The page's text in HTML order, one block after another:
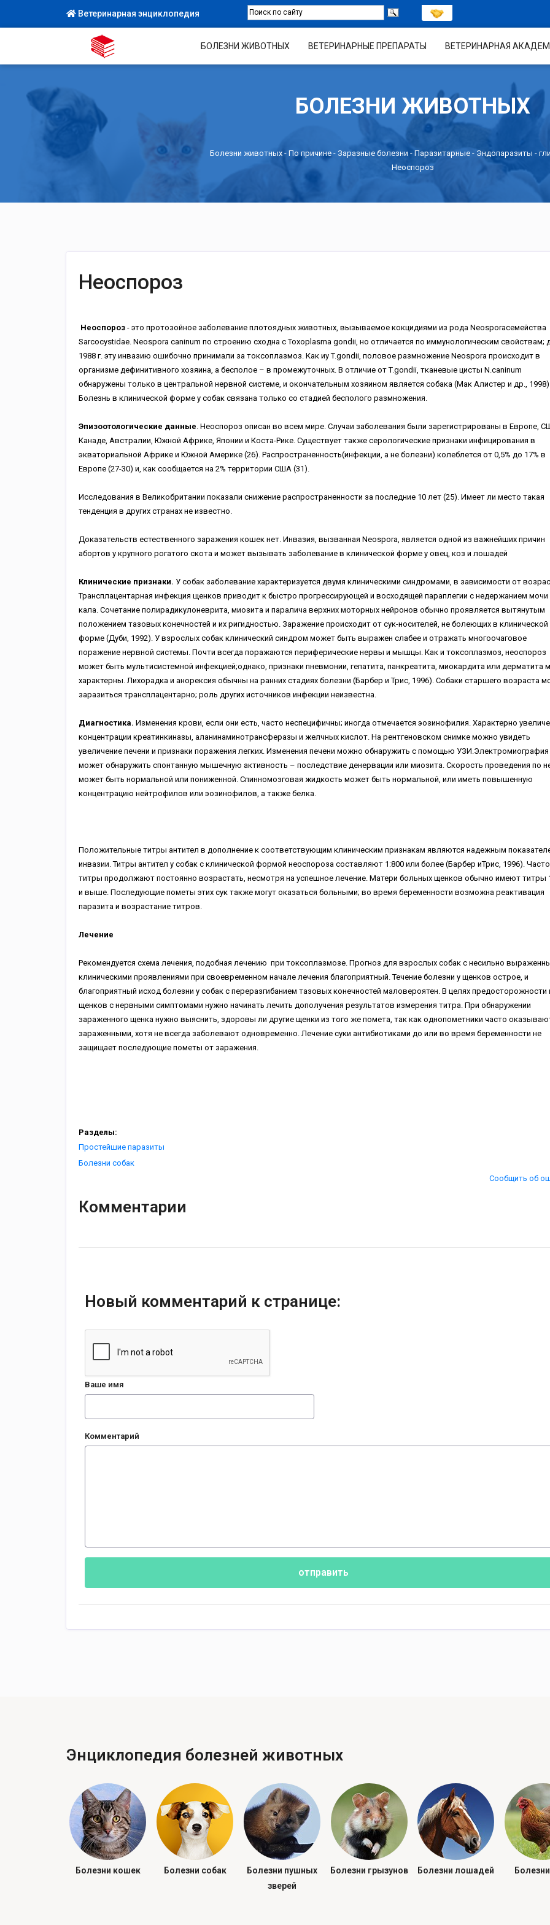
Ветеринарная энциклопедия
БОЛЕЗНИ ЖИВОТНЫХ ВЕТЕРИНАРНЫЕ ПРЕПАРАТЫ ВЕТЕРИНАРНАЯ
БОЛЕЗНИ ЖИВОТНЫХ
Болезни животных - По причине - Заразные болезни - Паразитарные - Эндопаразиты -
Неоспороз
Неоспороз
Неоспороз- это протозойное заболевание плотоядных животных, вызываемое кокцидиями из рода Neosporaсемейства
Sarcocystidae. Neospora caninum по строению сходна с Toxoplasma gondii, но отличается по иммунологическим свойствам;
1988 г. эту инвазию ошибочно принимали за токсоплазмоз. Как иу T.gondii, половое размножение Neospora происходит в
организме дефинитивного хозяина, а бесполое – в промежуточных. В отличие от T.gondii, тканевые цисты N.caninum
обнаружены только в центральной нервной системе, и окончательным хозяином является собака (Мак Алистер и др.,
Болезнь в клинической форме у собак связана только со стадией бесполого размножения.
Эпизоотологические данные. Неоспороз описан во всем мире. Случаи заболевания были зарегистрированы в Европе,
Канаде, Австралии, Южной Африке, Японии и Коста-Рике. Существует также серологические признаки инфицирования в
экваториальной Африке и Южной Америке (26). Распространенность(инфекции, а не болезни) колеблется от 0,5% до 17% в
Европе (27-30) и, как сообщается на 2% территории США (31).
Исследования в Великобритании показали снижение распространенности за последние 10 лет (25). Имеет ли место такая
тенденция в других странах не известно.
Доказательств естественного заражения кошек нет. Инвазия, вызванная Neospora, является одной из важнейших причин
абортов у крупного рогатого скота и может вызывать заболевание в клинической форме у овец, коз и лошадей
Клинические признаки. У собак заболевание характеризуется двумя клиническими синдромами, в зависимости от
Трансплацентарная инфекция щенков приводит к быстро прогрессирующей и восходящей параплегии с недержанием мочи
кала. Сочетание полирадикулоневрита, миозита и паралича верхних моторных нейронов обычно проявляется вытянутым
положением тазовых конечностей и их ригидностью. Заражение происходит от сук-носителей, не болеющих в клинической
форме (Дуби, 1992). У взрослых собак клинический синдром может быть выражен слабее и отражать многоочаговое
поражение нервной системы. Почти всегда поражаются периферические нервы и мышцы. Как и токсоплазмоз, неоспороз
может быть мультисистемной инфекцией;однако, признаки пневмонии, гепатита, панкреатита, миокардита или дерматита
характерны. Лихорадка и анорексия обычны на ранних стадиях болезни (Барбер и Трис, 1996). Собаки старшего возраста
заразиться трансплацентарно; роль других источников инфекции неизвестна.
Диагностика. Изменения крови, если они есть, часто неспецифичны; иногда отмечается эозинофилия. Характерно
концентрации креатинкиназы, аланинаминотрансферазы и желчных кислот. На рентгеновском снимке можно увидеть
увеличение печени и признаки поражения легких. Изменения печени можно обнаружить с помощью УЗИ.Электромиография
может обнаружить спонтанную мышечную активность – последствие денервации или миозита. Скорость проведения по
может быть нормальной или пониженной. Спинномозговая жидкость может быть нормальной, или иметь повышенную
концентрацию нейтрофилов или эозинофилов, а также белка.
Положительные титры антител в дополнение к соответствующим клиническим признакам являются надежным
инвазии. Титры антител у собак с клинической формой неоспороза составляют 1:800 или более (Барбер иТрис, 1996). Часто
титры продолжают постоянно возрастать, несмотря на успешное лечение. Матери больных щенков обычно имеют титры
и выше. Последующие пометы этих сук также могут оказаться больными; во время беременности возможна реактивация
паразита и возрастание титров.
Лечение
Рекомендуется схема лечения, подобная лечению при токсоплазмозе. Прогноз для взрослых собак с несильно
клиническими проявлениями при своевременном начале лечения благоприятный. Течение болезни у щенков острое, и
благоприятный исход болезни у собак с переразгибанием тазовых конечностей маловероятен. В целях предосторожности
щенков с нервными симптомами нужно начинать лечить дополучения результатов измерения титра. При обнаружении
зараженного щенка нужно выяснить, здоровы ли другие щенки из того же помета, так как однопометники часто
зараженными, хотя не всегда заболевают одновременно. Лечение суки антибиотиками до или во время беременности не
защищает последующие пометы от заражения.
Разделы:
Простейшие паразиты
Болезни собак
Сообщить об
Комментарии
Новый комментарий к странице:
Ваше имя
Комментарий
отправить
Энциклопедия болезней животных
Болезни кошек Болезни собак
Болезни пушных
зверей
Болезни грызунов Болезни лошадей